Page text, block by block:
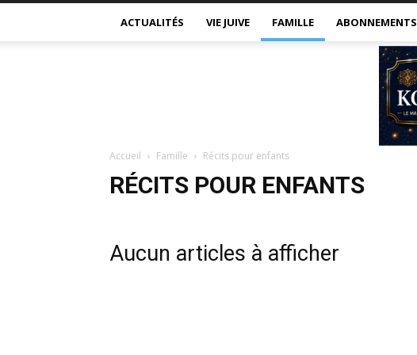
ACTUALITÉS VIE JUIVE FAMILLE ABONNEMENTS
Accueil Famille Récits pour enfants
RÉCITS POUR ENFANTS
Aucun articles à afficher